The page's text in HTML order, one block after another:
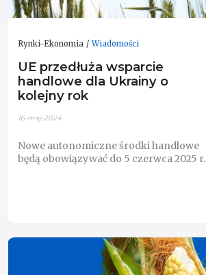
Rynki-Ekonomia Wiadomości
UE przedłuża wsparcie
handlowe dla Ukrainy o
kolejny rok
16-maj-2024
Nowe autonomiczne środki handlowe
będą obowiązywać do 5 czerwca 2025 r.